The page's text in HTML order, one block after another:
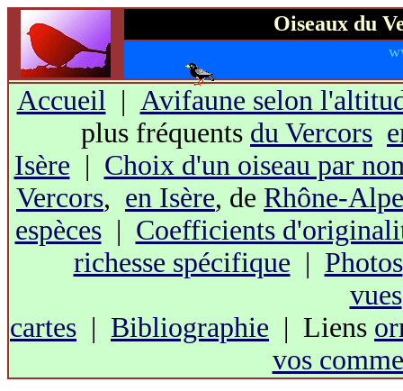
Oiseaux du
Accueil| Avifaune selon
plus fréquents du Vercors
Isère | Choix d'un oiseau par
Vercors, en Isère, de Rhône-
espèces| Coefficients
richesse spécifique | Photos
vues
cartes | Bibliographie | Liens
vos